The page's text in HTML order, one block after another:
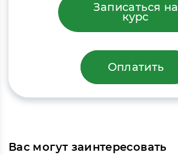
Записаться на
курс
Оплатить
Вас могут заинтересовать